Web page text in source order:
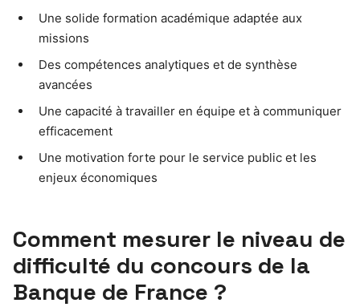
Une solide formation académique adaptée aux
missions
Des compétences analytiques et de synthèse
avancées
Une capacité à travailler en équipe et à communiquer
efficacement
Une motivation forte pour le service public et les
enjeux économiques
Comment mesurer le niveau de
difficulté du concours de la
Banque de France ?